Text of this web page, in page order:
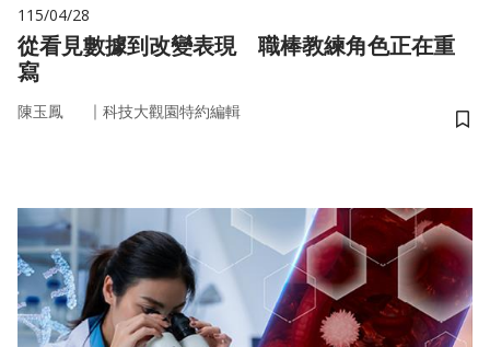
115/04/28
從看見數據到改變表現 職棒教練角色正在重
寫
陳玉鳳 ｜ 科技大觀園特約編輯
儲